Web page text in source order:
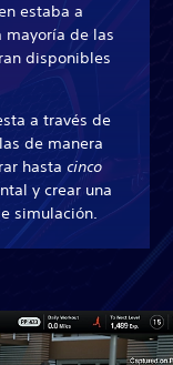
estaba a
mayoría de las
disponibles
a través de
de manera
hasta cinco
y crear una
simulación.